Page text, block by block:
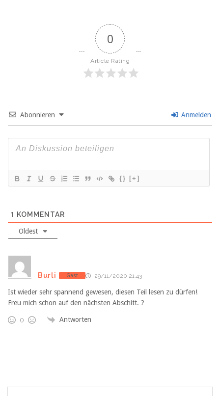
0
Article Rating
Abonnieren Anmelden
{} [+]
1 KOMMENTAR
Oldest
Burli Gast 29/11/2020 21:43
Ist wieder sehr spannend gewesen, diesen Teil lesen zu dürfen!
Freu mich schon auf den nächsten Abschitt. ?
0 Antworten